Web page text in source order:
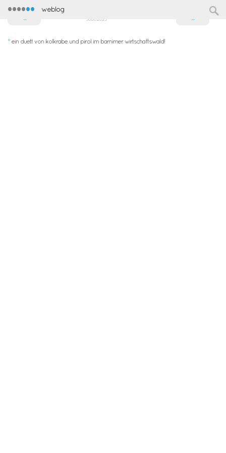
•••••• weblog
« »
° ein duett von kolkrabe und pirol im barnimer wirtschaftswald!
30.06.2025